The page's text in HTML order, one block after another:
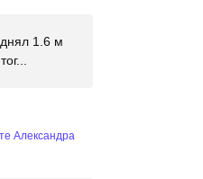
1.6 м
Александра